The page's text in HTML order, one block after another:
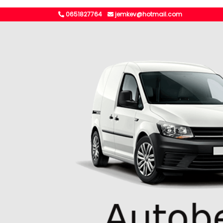
0651827764 jemkev@hotmail.com